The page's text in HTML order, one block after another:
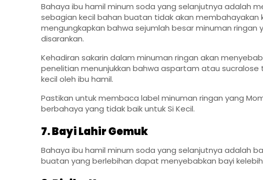
Bahaya ibu hamil minum soda yang selanjutnya adalah
sebagian kecil bahan buatan tidak akan membahayakan
mengungkapkan bahwa sejumlah besar minuman
disarankan.
Kehadiran sakarin dalam minuman ringan akan
penelitian menunjukkan bahwa aspartam atau sucralose
kecil oleh ibu hamil.
Pastikan untuk membaca label minuman ringan yang
berbahaya yang tidak baik untuk Si Kecil.
7. Bayi Lahir Gemuk
Bahaya ibu hamil minum soda yang selanjutnya adalah
buatan yang berlebihan dapat menyebabkan bayi